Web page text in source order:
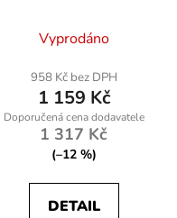
Vyprodáno
958 Kč bez DPH
1 159 Kč
1 317 Kč
(–12 %)
DETAIL